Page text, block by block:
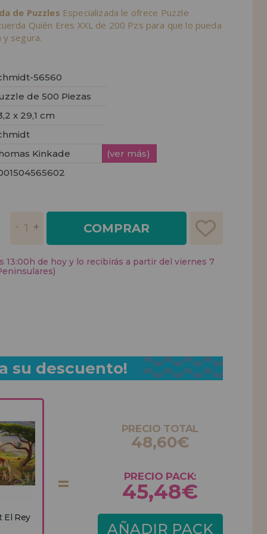
de Puzzles Especializada le ofrece Puzzle
Quién Eres XXL de 200 Pzs para que lo pueda
segura.
56560
de 500 Piezas
x 29,1 cm
Kinkade
(ver más)
COMPRAR
13:00h de hoy y lo recibirás a partir del viernes 7
su descuento!
El Rey
PRECIO TOTAL
48,60€
PRECIO PACK:
45,48€
AÑADIR PACK